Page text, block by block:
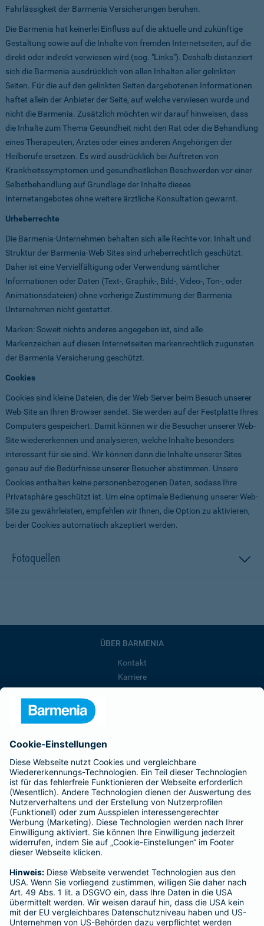
Fahrlässigkeit der Barmenia Versicherungen beruhen.
Die Barmenia hat keinerlei Einfluss auf die aktuelle und zukünftige
Gestaltung sowie auf die Inhalte von fremden Internetseiten, auf die
direkt oder indirekt verwiesen wird (sog. "Links"). Deshalb distanziert
sich die Barmenia ausdrücklich von allen Inhalten aller gelinkten
Seiten. Für die auf den gelinkten Seiten dargebotenen Informationen
haftet allein der Anbieter der Seite, auf welche verwiesen wurde und
nicht die Barmenia. Zusätzlich möchten wir darauf hinweisen, dass
die Inhalte zum Thema Gesundheit nicht den Rat oder die Behandlung
eines Therapeuten, Arztes oder eines anderen Angehörigen der
Heilberufe ersetzen. Es wird ausdrücklich bei Auftreten von
Krankheitssymptomen und gesundheitlichen Beschwerden vor einer
Selbstbehandlung auf Grundlage der Inhalte dieses
Internetangebotes ohne weitere ärztliche Konsultation gewarnt.
Urheberrechte
Die Barmenia-Unternehmen behalten sich alle Rechte vor. Inhalt und
Struktur der Barmenia-Web-Sites sind urheberrechtlich geschützt.
Daher ist eine Vervielfältigung oder Verwendung sämtlicher
Informationen oder Daten (Text-, Graphik-, Bild-, Video-, Ton-, oder
Animationsdateien) ohne vorherige Zustimmung der Barmenia
Unternehmen nicht gestattet.
Marken: Soweit nichts anderes angegeben ist, sind alle
Markenzeichen auf diesen Internetseiten markenrechtlich zugunsten
der Barmenia Versicherung geschützt.
Cookies
Cookies sind kleine Dateien, die der Web-Server beim Besuch unserer
Web-Site an Ihren Browser sendet. Sie werden auf der Festplatte Ihres
Computers gespeichert. Damit können wir die Besucher unserer Web-
Site wiedererkennen und analysieren, welche Inhalte besonders
interessant für sie sind. Wir können dann die Inhalte unserer Sites
genau auf die Bedürfnisse unserer Besucher abstimmen. Unsere
Cookies enthalten keine personenbezogenen Daten, sodass Ihre
Privatsphäre geschützt ist. Um eine optimale Bedienung unserer Web-
Site zu gewährleisten, empfehlen wir Ihnen, die Option zu aktivieren,
bei der Cookies automatisch akzeptiert werden.
Fotoquellen
ÜBER BARMENIA
Kontakt
Karriere
Barmenia ist Teil der BarmeniaGothaer
BELIEBTE SEITEN
Kranken-Zusatzversicherung
Tierversicherungen
Haftpflichtversicherung
Hausratversicherung
Adresse ändern
Schaden melden
Kilometerstandsmeldung
Serviceübersicht